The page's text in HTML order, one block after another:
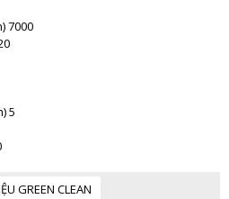
7000
5
GREEN CLEAN